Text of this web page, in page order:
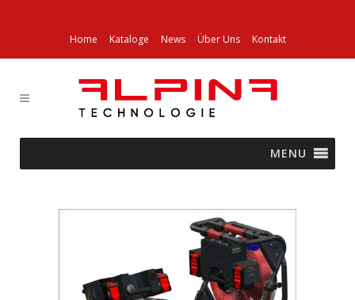
Home Kataloge News Über Uns Kontakt
MENU